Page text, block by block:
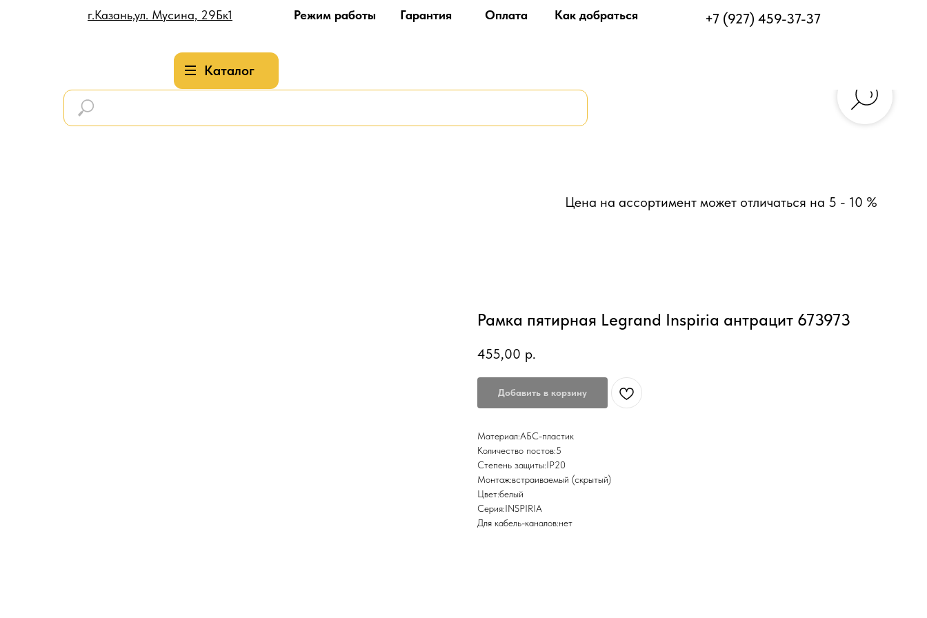
г.Казань,ул. Мусина, 29Бк1
Каталог
+7 (927) 459-37-37
Гарантия Оплата
Режим работы Как добраться
Цена на ассортимент может отличаться на 5 - 10 %
Рамка пятирная Legrand Inspiria антрацит 673973
455,00 р.
Добавить в корзину
Материал:АБС-пластик
Количество постов:5
Степень защиты:IP20
Монтаж:встраиваемый (скрытый)
Цвет:белый
Серия:INSPIRIA
Для кабель-каналов:нет